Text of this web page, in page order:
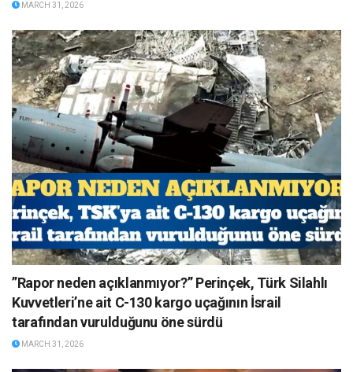
MARCH 31, 2026
”Rapor neden açıklanmıyor?” Perinçek, Türk Silahlı
Kuvvetleri’ne ait C-130 kargo uçağının İsrail
tarafından vurulduğunu öne sürdü
MARCH 31, 2026